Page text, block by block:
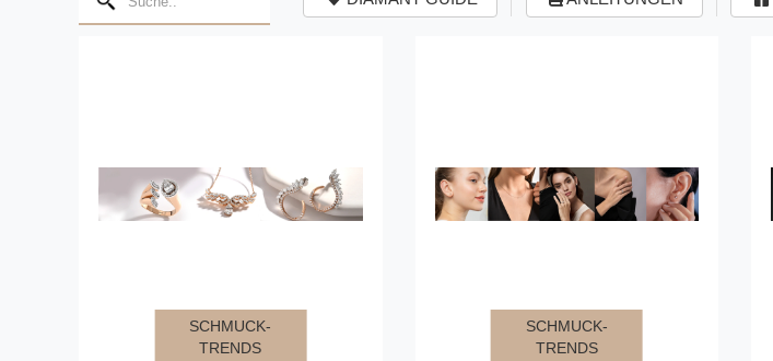
SCHMUCK-
TRENDS
SCHMUCK-
TRENDS